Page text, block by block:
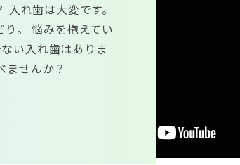
れ歯は大変です。
。 悩みを抱えてい
い入れ歯はありま
ませんか？